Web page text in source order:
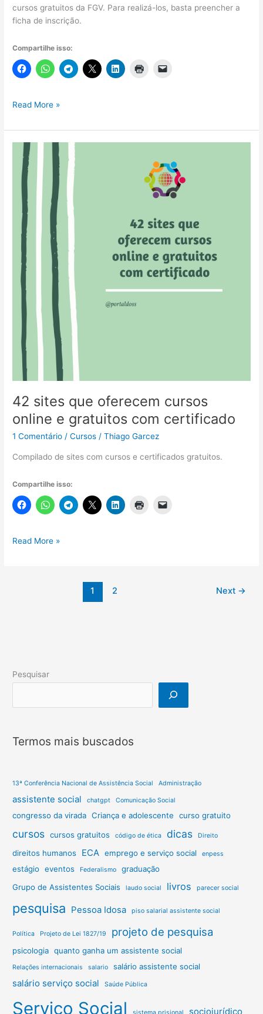
cursos gratuitos da FGV. Para realizá-los, basta preencher a
ficha de inscrição.
Compartilhe isso:
Fundação
Vargas
oferece
165
cursos
gratuitos
Read More »
42 sites que oferecem cursos
online e gratuitos com certificado
1 Comentário /Cursos /Thiago Garcez
Compilado de sites com cursos e certificados gratuitos.
Compartilhe isso:
42
Read More »
1 2 Next →
Pesquisar
Termos mais buscados
13ª Conferência Nacional de Assistência Social Administração
assistente social chatgpt Comunicação Social
congresso da virada Criança e adolescente curso gratuito
cursos cursos gratuitos código de ética dicas Direito
direitos humanos ECA emprego e serviço social enpess
estágio eventos Federalismo
graduação
Grupo de Assistentes Sociais
laudo social livros parecer social
pesquisa Pessoa Idosa piso salarial assistente social
Política Projeto de Lei 1827/19 projeto de pesquisa
psicologia quanto ganha um assistente social
Relações internacionais salario salário assistente social
salário serviço social Saúde Pública
Serviço Social sociojurídico